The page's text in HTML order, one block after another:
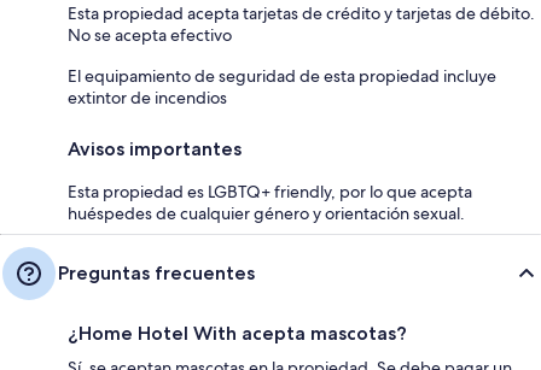
Esta propiedad acepta tarjetas de crédito y tarjetas de débito.
No se acepta efectivo
El equipamiento de seguridad de esta propiedad incluye
extintor de incendios
Avisos importantes
Esta propiedad es LGBTQ+ friendly, por lo que acepta
huéspedes de cualquier género y orientación sexual.
Preguntas frecuentes
¿Home Hotel With acepta mascotas?